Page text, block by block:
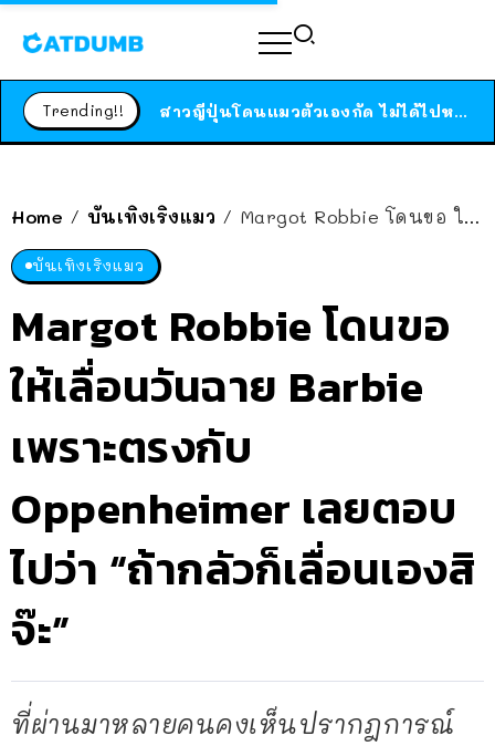
Trending!! ได้เวลาเด็กหนวดรวมตัว RF Online Next เปิดให้เล่นแล้ว เกม Sci-Fi MMORPG ระดับตำนาน เล่นได้ทั้งมือถือและ PC
Home / บันเทิงเริงแมว / Margot Robbie โดนขอ ให้เลื่อนวันฉาย Barbie เพราะตรงกับ Oppenheimer เลยตอบไปว่า “ถ้ากลัวก็เลื่อนเองสิจ๊ะ”
บันเทิงเริงแมว
Margot Robbie โดนขอ
ให้เลื่อนวันฉาย Barbie
เพราะตรงกับ
Oppenheimer เลยตอบ
ไปว่า “ถ้ากลัวก็เลื่อนเองสิ
จ๊ะ”
ที่ผ่านมาหลายคนคงเห็นปรากฎการณ์